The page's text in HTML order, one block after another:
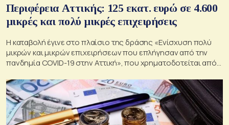
Περιφέρεια Αττικής: 125 εκατ. ευρώ σε 4.600
μικρές και πολύ μικρές επιχειρήσεις
Η καταβολή έγινε στο πλαίσιο της δράσης «Ενίσχυση πολύ
μικρών και μικρών επιχειρήσεων που επλήγησαν από την
πανδημία COVID-19 στην Αττική», που χρηματοδοτείται από